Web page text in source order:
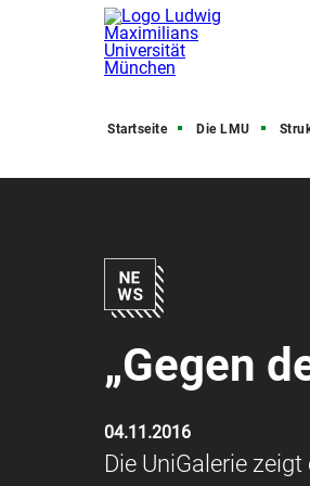
Startseite Die LMU
„Gegen
04.11.2016
Die UniGalerie